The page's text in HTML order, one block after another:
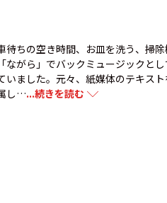
待ちの空き時間、お皿を洗う、掃
ながら」でバックミュージックと
いました。元々、紙媒体のテキス
し…...続きを読む